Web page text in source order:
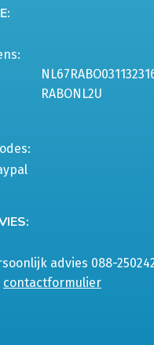
RABONL2U
advies 088-
contactformulier